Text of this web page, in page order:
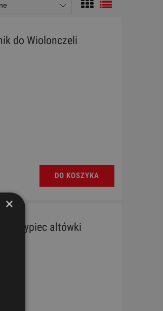
do Wiolonczeli
DO KOSZYKA
skrzypiec altówki
×